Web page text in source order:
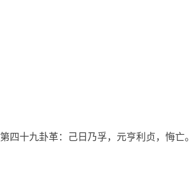
第四十九卦革：己日乃孚，元亨利贞，悔亡。